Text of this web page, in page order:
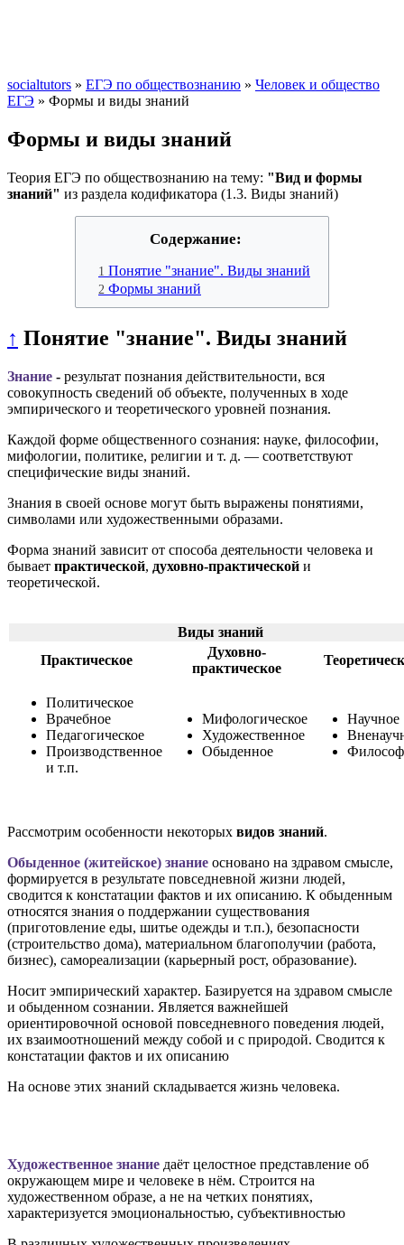
socialtutors » ЕГЭ по обществознанию » Человек и общество
ЕГЭ » Формы и виды знаний
Формы и виды знаний
Теория ЕГЭ по обществознанию на тему: "Вид и формы
знаний" из раздела кодификатора (1.3. Виды знаний)
Содержание:
1 Понятие "знание". Виды знаний
2 Формы знаний
↑ Понятие "знание". Виды знаний
Знание - результат познания действительности, вся
совокупность сведений об объекте, полученных в ходе
эмпирического и теоретического уровней познания.
Каждой форме общественного сознания: науке, философии,
мифологии, политике, религии и т. д. — соответствуют
специфические виды знаний.
Знания в своей основе могут быть выражены понятиями,
символами или художественными образами.
Форма знаний зависит от способа деятельности человека и
бывает практической, духовно-практической и
теоретической.
Виды знаний
Практическое
Духовно-
практическое
Политическое
Врачебное
Педагогическое
Производственное
и т.п.
Мифологическое
Художественное
Обыденное
Научное
Рассмотрим особенности некоторых видов знаний.
Обыденное (житейское) знание основано на здравом смысле,
формируется в результате повседневной жизни людей,
сводится к констатации фактов и их описанию. К обыденным
относятся знания о поддержании существования
(приготовление еды, шитье одежды и т.п.), безопасности
(строительство дома), материальном благополучии (работа,
бизнес), самореализации (карьерный рост, образование).
Носит эмпирический характер. Базируется на здравом смысле
и обыденном сознании. Является важнейшей
ориентировочной основой повседневного поведения людей,
их взаимоотношений между собой и с природой. Сводится к
констатации фактов и их описанию
На основе этих знаний складывается жизнь человека.
Художественное знание даёт целостное представление об
окружающем мире и человеке в нём. Строится на
художественном образе, а не на четких понятиях,
характеризуется эмоциональностью, субъективностью